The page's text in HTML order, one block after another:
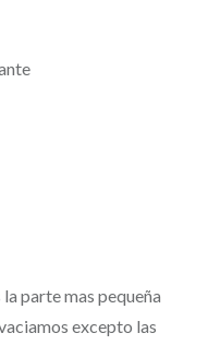
parte mas pequeña
excepto las